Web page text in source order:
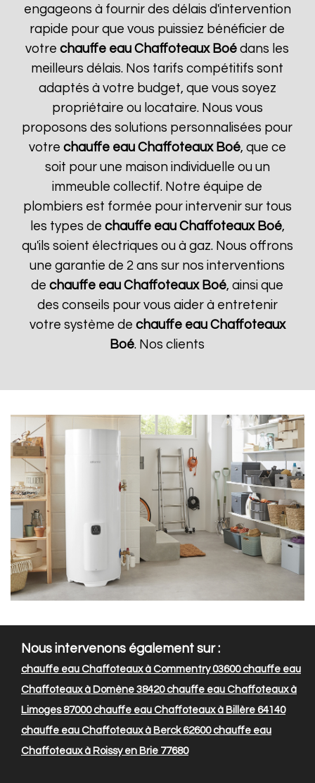
engageons à fournir des délais d'intervention
rapide pour que vous puissiez bénéficier de
votrechauffe eau Chaffoteaux Boé dans les
meilleurs délais. Nos tarifs compétitifs sont
adaptés à votre budget, que vous soyez
propriétaire ou locataire. Nous vous
proposons des solutions personnalisées pour
votre chauffe eau Chaffoteaux Boé, que ce
soit pour une maison individuelle ou un
immeuble collectif. Notre équipe de
plombiers est formée pour intervenir sur tous
les types de chauffe eau Chaffoteaux Boé,
qu'ils soient électriques ou à gaz. Nous offrons
une garantie de 2 ans sur nos interventions
dechauffe eau Chaffoteaux Boé, ainsi que
des conseils pour vous aider à entretenir
votre système de chauffe eau Chaffoteaux
Boé. Nos clients
Nous intervenons également sur :
chauffe eau Chaffoteaux à Commentry 03600chauffe eau
Chaffoteaux à Domène 38420chauffe eau Chaffoteaux à
Limoges 87000chauffe eau Chaffoteaux à Billère 64140
chauffe eau Chaffoteaux à Berck 62600chauffe eau
Chaffoteaux à Roissy en Brie 77680